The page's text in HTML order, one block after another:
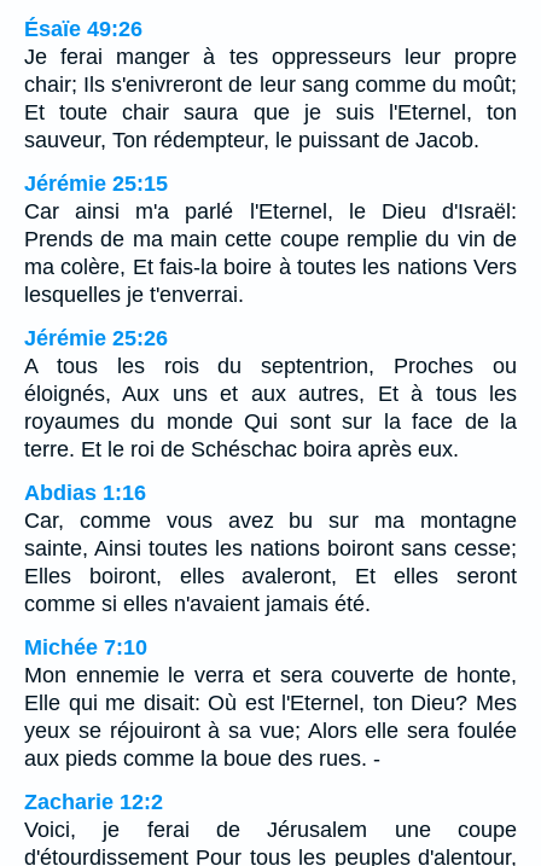
Ésaïe 49:26
Je ferai manger à tes oppresseurs leur propre
chair; Ils s'enivreront de leur sang comme du moût;
Et toute chair saura que je suis l'Eternel, ton
sauveur, Ton rédempteur, le puissant de Jacob.
Jérémie 25:15
Car ainsi m'a parlé l'Eternel, le Dieu d'Israël:
Prends de ma main cette coupe remplie du vin de
ma colère, Et fais-la boire à toutes les nations Vers
lesquelles je t'enverrai.
Jérémie 25:26
A tous les rois du septentrion, Proches ou
éloignés, Aux uns et aux autres, Et à tous les
royaumes du monde Qui sont sur la face de la
terre. Et le roi de Schéschac boira après eux.
Abdias 1:16
Car, comme vous avez bu sur ma montagne
sainte, Ainsi toutes les nations boiront sans cesse;
Elles boiront, elles avaleront, Et elles seront
comme si elles n'avaient jamais été.
Michée 7:10
Mon ennemie le verra et sera couverte de honte,
Elle qui me disait: Où est l'Eternel, ton Dieu? Mes
yeux se réjouiront à sa vue; Alors elle sera foulée
aux pieds comme la boue des rues. -
Zacharie 12:2
Voici, je ferai de Jérusalem une coupe
d'étourdissement Pour tous les peuples d'alentour,